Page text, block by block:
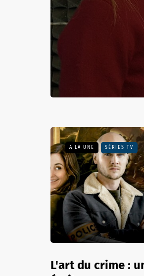
A LA UNE SÉRIES TV
L'art du crime :